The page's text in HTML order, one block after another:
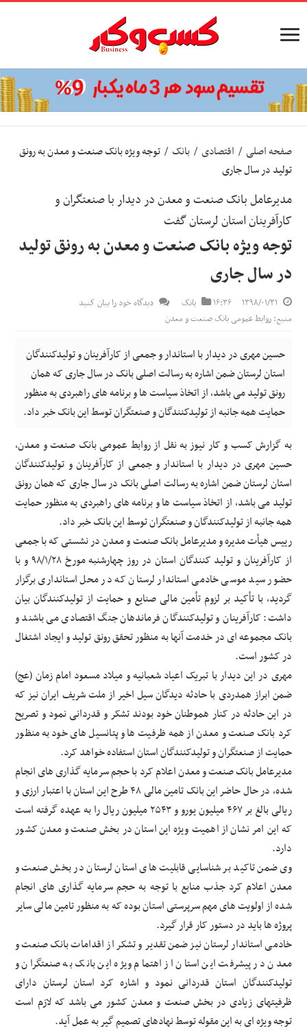
صفحه اصلی / اقتصادی / بانک / توجه ویژه بانک صنعت و معدن به رونق
تولید در سال جاری
مدیرعامل بانک صنعت و معدن در دیدار با صنعتگران و
کارآفرینان استان لرستان گفت
توجه ویژه بانک صنعت و معدن به رونق تولید
در سال جاری
۱۳۹۸/۰۱/۳۱ ۱۶:۳۶ بانک
دیدگاه خود را بیان کنید
منبع: روابط عمومی بانک صنعت و معدن
حسین مهری در دیدار با استاندار و جمعی از کارآفرینان و تولیدکنندگان
استان لرستان ضمن اشاره به رسالت اصلی بانک در سال جاری که همان
رونق تولید می باشد، از اتخاذ سیاست ها و برنامه های راهبردی به منظور
حمایت همه جانبه از تولیدکنندگان و صنعتگران توسط این بانک خبر داد.
به گزارش کسب و کار نیوز به نقل از روابط عمومی بانک صنعت و معدن،
حسین مهری در دیدار با استاندار و جمعی از کارآفرینان و تولیدکنندگان
استان لرستان ضمن اشاره به رسالت اصلی بانک در سال جاری که همان رونق
تولید می باشد، از اتخاذ سیاست ها و برنامه های راهبردی به منظور حمایت
همه جانبه از تولیدکنندگان و صنعتگران توسط این بانک خبر داد.
رییس هیأت مدیره و مدیرعامل بانک صنعت و معدن در نشستی که با جمعی
از کارآفرینان و تولید کنندگان استان در روز چهارشنبه مورخ ۹۸/۱/۲۸ و با
حضور سید موسی خادمی استاندار لرستان که در محل استانداری برگزار
گردید، با تأکید بر لزوم تأمین مالی صنایع و حمایت از تولیدکنندگان بیان
داشت: کارآفرینان و تولیدکنندگان فرماندهان جنگ اقتصادی می باشند و
بانک مجموعه ای در خدمت آنها به منظور تحقق رونق تولید و ایجاد اشتغال
در کشور است.
مهری در این دیدار با تبریک اعیاد شعبانیه و میلاد مسعود امام زمان (عج)
ضمن ابراز همدردی با حادثه دیدگان سیل اخیر از ملت شریف ایران نیز که
در این حادثه در کنار هموطنان خود بودند تشکر و قدردانی نمود و تصریح
کرد بانک صنعت و معدن از همه ظرفیت ها و پتانسیل های خود به منظور
حمایت از صنعتگران و تولیدکنندگان استان استفاده خواهد کرد.
مدیرعامل بانک صنعت و معدن اعلام کرد با حجم سرمایه گذاری های انجام
شده، در حال حاضر این بانک تامین مالی ۴۸ طرح این استان با اعتبار ارزی و
ریالی بالغ بر ۴۶۷ میلیون یورو و ۲۵۴۳ میلیون ریال را به عهده گرفته است
که این امر نشان از اهمیت ویژه این استان در بخش صنعت و معدن کشور
دارد.
وی ضمن تاکید بر شناسایی قابلیت های استان لرستان در بخش صنعت و
معدن اعلام کرد جذب منابع با توجه به حجم سرمایه گذاری های انجام
شده از اولویت های مهم سرپرستی استان بوده که به منظور تامین مالی سایر
پروژه ها باید در دستور کار قرار گیرد.
خادمی استاندار لرستان نیز ضمن تقدیر و تشکر از اقدامات بانک صنعت و
معدن در پیشرفت این استان از اهتمام ویژه این بانک به صنعتگران و
تولیدکنندگان استان قدردانی نمود و اشاره کرد استان لرستان دارای
ظرفیتهای زیادی در بخش صنعت و معدن کشور می باشد که لازم است
توجه ویژه ای به این مقوله توسط نهادهای تصمیم گیر به عمل آید.